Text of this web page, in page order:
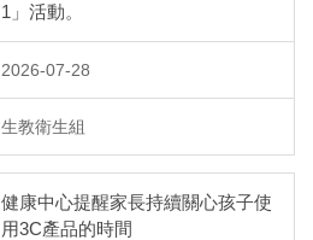
1」活動。
2026-07-28
生教衛生組
健康中心提醒家長持續關心孩子使
用3C產品的時間